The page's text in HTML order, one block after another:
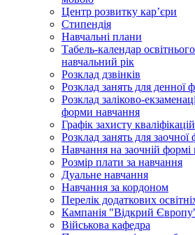
Центр розвитку кар’єри
Стипендія
Навчальні плани
Табель-календар
навчальний рік
Розклад дзвінків
Розклад занять для денної
Розклад заліково-
форми навчання
Графік захисту
Розклад занять для
Навчання на заочній формі
Розмір плати за навчання
Дуальне навчання
Навчання за кордоном
Перелік додаткових
Кампанія "Відкрий
Військова кафедра